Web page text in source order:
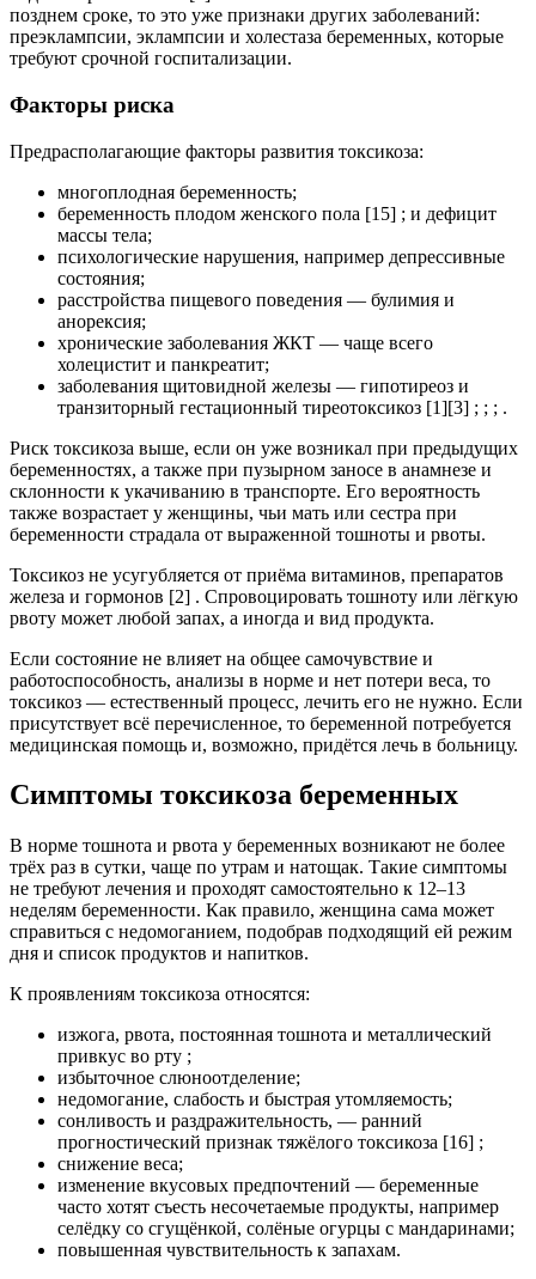
позднем сроке, то это уже признаки других заболеваний:
преэклампсии, эклампсии и холестаза беременных, которые
требуют срочной госпитализации.
Факторы риска
Предрасполагающие факторы развития токсикоза:
многоплодная беременность;
беременность плодом женского пола [15] ; и дефицит
массы тела;
психологические нарушения, например депрессивные
состояния;
расстройства пищевого поведения — булимия и
анорексия;
хронические заболевания ЖКТ — чаще всего
холецистит и панкреатит;
заболевания щитовидной железы — гипотиреоз и
транзиторный гестационный тиреотоксикоз [1][3] ; ; ; .
Риск токсикоза выше, если он уже возникал при предыдущих
беременностях, а также при пузырном заносе в анамнезе и
склонности к укачиванию в транспорте. Его вероятность
также возрастает у женщины, чьи мать или сестра при
беременности страдала от выраженной тошноты и рвоты.
Токсикоз не усугубляется от приёма витаминов, препаратов
железа и гормонов [2] . Спровоцировать тошноту или лёгкую
рвоту может любой запах, а иногда и вид продукта.
Если состояние не влияет на общее самочувствие и
работоспособность, анализы в норме и нет потери веса, то
токсикоз — естественный процесс, лечить его не нужно. Если
присутствует всё перечисленное, то беременной потребуется
медицинская помощь и, возможно, придётся лечь в больницу.
Симптомы токсикоза беременных
В норме тошнота и рвота у беременных возникают не более
трёх раз в сутки, чаще по утрам и натощак. Такие симптомы
не требуют лечения и проходят самостоятельно к 12–13
неделям беременности. Как правило, женщина сама может
справиться с недомоганием, подобрав подходящий ей режим
дня и список продуктов и напитков.
К проявлениям токсикоза относятся:
изжога, рвота, постоянная тошнота и металлический
привкус во рту ;
избыточное слюноотделение;
недомогание, слабость и быстрая утомляемость;
сонливость и раздражительность, — ранний
прогностический признак тяжёлого токсикоза [16] ;
снижение веса;
изменение вкусовых предпочтений — беременные
часто хотят съесть несочетаемые продукты, например
селёдку со сгущёнкой, солёные огурцы с мандаринами;
повышенная чувствительность к запахам.